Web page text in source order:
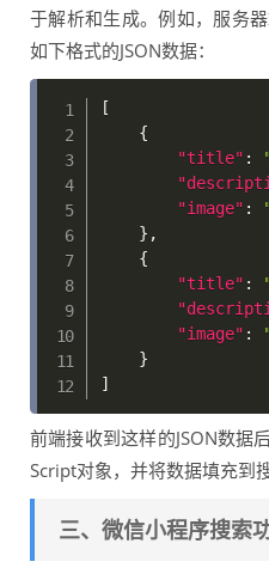
于解析和生成。例如，服务
如下格式的JSON数据：
[
{
"title" :
"image" :
} ,
{
"title" :
"image" :
}
]
前端接收到这样的JSON数据
Script对象，并将数据填充到
三、微信小程序搜索